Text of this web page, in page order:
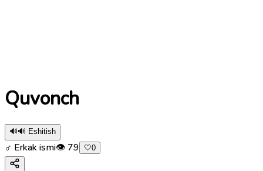
Quvonch
🔊🔊 Eshitish
♂ Erkak ismi👁 79 🤍0